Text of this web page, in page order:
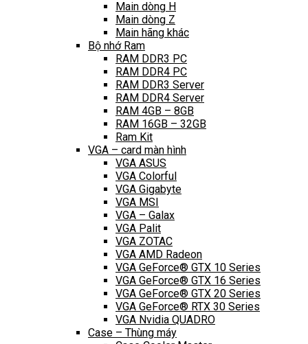
Main dòng H
Main dòng Z
Main hãng khác
Bộ nhớ Ram
RAM DDR3 PC
RAM DDR4 PC
RAM DDR3 Server
RAM DDR4 Server
RAM 4GB – 8GB
RAM 16GB – 32GB
Ram Kit
VGA – card màn hình
VGA ASUS
VGA Colorful
VGA Gigabyte
VGA MSI
VGA – Galax
VGA Palit
VGA ZOTAC
VGA AMD Radeon
VGA GeForce® GTX 10 Series
VGA GeForce® GTX 16 Series
VGA GeForce® GTX 20 Series
VGA GeForce® RTX 30 Series
VGA Nvidia QUADRO
Case – Thùng máy